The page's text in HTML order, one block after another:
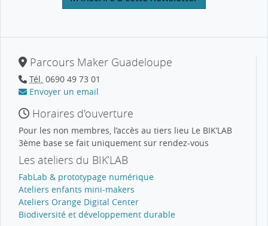
Parcours Maker Guadeloupe
Tél. 0690 49 73 01
Envoyer un email
Horaires d'ouverture
Pour les non membres, l’accès au tiers lieu Le BIK’LAB
3ème base se fait uniquement sur rendez-vous
Les ateliers du BIK’LAB
FabLab & prototypage numérique
Ateliers enfants mini-makers
Ateliers Orange Digital Center
Biodiversité et développement durable